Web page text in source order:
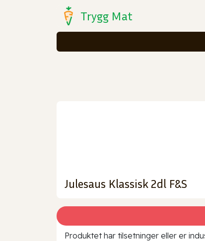
Trygg Mat
Julesaus Klassisk 2dl F&S
Produktet har tilsetninger eller er